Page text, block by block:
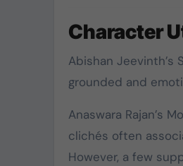
Character
Abishan Jeevinth’s
grounded and
Anaswara Rajan’s
clichés often
However, a few